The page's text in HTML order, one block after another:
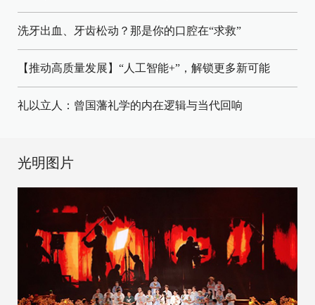
洗牙出血、牙齿松动？那是你的口腔在“求救”
【推动高质量发展】“人工智能+”，解锁更多新可能
礼以立人：曾国藩礼学的内在逻辑与当代回响
光明图片